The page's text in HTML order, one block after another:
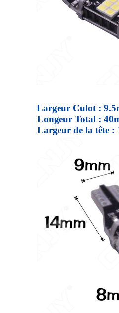
Largeur Culot :
Longeur Total :
Largeur de la tête :